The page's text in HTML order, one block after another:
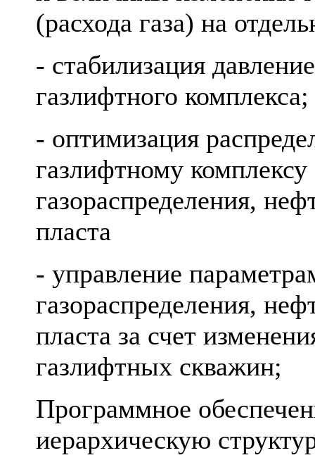
(расхода газа) на
- стабилизация
газлифтного комплекса;
- оптимизация
газлифтному
газораспределения,
пласта
- управление
газораспределения,
пласта за счет
газлифтных скважин;
Программное
иерархическую